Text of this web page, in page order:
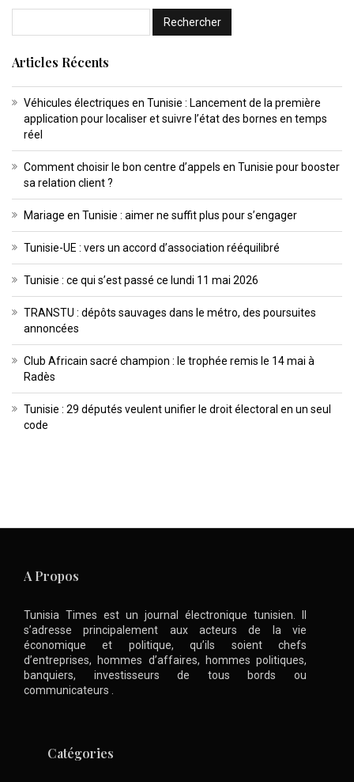
Articles Récents
Véhicules électriques en Tunisie : Lancement de la première
application pour localiser et suivre l’état des bornes en temps
réel
Comment choisir le bon centre d’appels en Tunisie pour booster
sa relation client ?
Mariage en Tunisie : aimer ne suffit plus pour s’engager
Tunisie-UE : vers un accord d’association rééquilibré
Tunisie : ce qui s’est passé ce lundi 11 mai 2026
TRANSTU : dépôts sauvages dans le métro, des poursuites
annoncées
Club Africain sacré champion : le trophée remis le 14 mai à
Radès
Tunisie : 29 députés veulent unifier le droit électoral en un seul
code
A Propos
Tunisia Times est un journal électronique tunisien. Il
s’adresse principalement aux acteurs de la vie
économique et politique, qu’ils soient chefs
d’entreprises, hommes d’affaires, hommes politiques,
banquiers, investisseurs de tous bords ou
communicateurs .
Catégories